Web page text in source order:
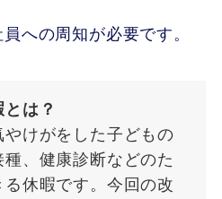
への周知が必要です。
は？
けがをした子どもの
、健康診断などのた
休暇です。今回の改